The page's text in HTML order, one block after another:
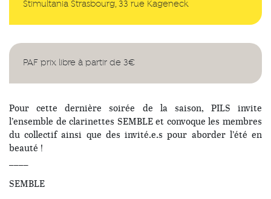
Stimultania Strasbourg, 33 rue Kageneck
PAF prix libre à partir de 3€
Pour cette dernière soirée de la saison, PILS invite
l’ensemble de clarinettes SEMBLE et convoque les membres
du collectif ainsi que des invité.e.s pour aborder l’été en
beauté !
SEMBLE